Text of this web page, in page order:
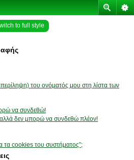
to full style
του ονόματός μου στη λίστα των
να συνδεθώ!
δεν μπορώ να συνδεθώ πλέον!
τα cookies του συστήματος”;